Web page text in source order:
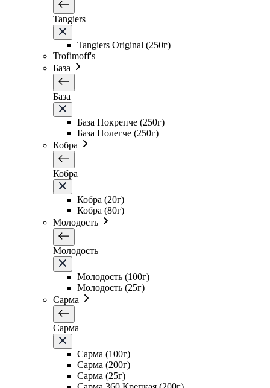
Tangiers
Tangiers Original (250г)
Trofimoff's
База
База
База Покрепче (250г)
База Полегче (250г)
Кобра
Кобра
Кобра (20г)
Кобра (80г)
Молодость
Молодость
Молодость (100г)
Молодость (25г)
Сарма
Сарма
Сарма (100г)
Сарма (200г)
Сарма (25г)